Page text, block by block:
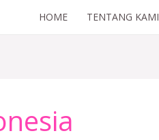
HOME TENTANG KAMI